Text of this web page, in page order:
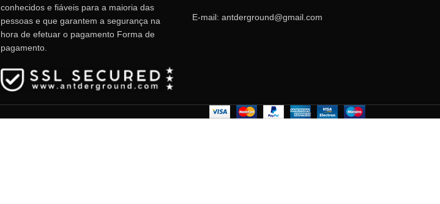
conhecidos e fiáveis ​​para a maioria das
pessoas e que garantem a segurança na
hora de efetuar o pagamento Forma de
pagamento.
E-mail: antderground@gmail.com